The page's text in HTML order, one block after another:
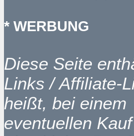
* WERBUNG
Diese Seite
Links / Affiliate-
heißt, bei einem
eventuellen